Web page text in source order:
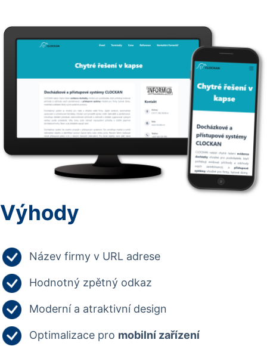
Výhody
Název firmy v URL adrese
Hodnotný zpětný odkaz
Moderní a atraktivní design
Optimalizace pro mobilní zařízení